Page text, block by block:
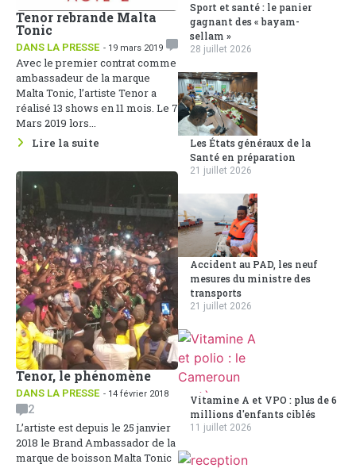
Tenor rebrande Malta
Tonic
DANS LA PRESSE - 19 mars 2019
Avec le premier contrat comme
ambassadeur de la marque
Malta Tonic, l’artiste Tenor a
réalisé 13 shows en 11 mois. Le 7
Mars 2019 lors...
Lire la suite
Tenor, le phénomène
DANS LA PRESSE - 14 février 2018
2
L’artiste est depuis le 25 janvier
2018 le Brand Ambassador de la
marque de boisson Malta Tonic
Sport et santé : le panier
gagnant des « bayam-
sellam »
28 juillet 2026
Les États généraux de la
Santé en préparation
21 juillet 2026
Accident au PAD, les neuf
mesures du ministre des
transports
21 juillet 2026
Vitamine A et VPO : plus de 6
millions d'enfants ciblés
11 juillet 2026